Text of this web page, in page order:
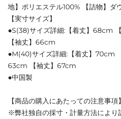
地】ポリエステル100% 【詰物】ダ
【実寸サイズ】
●S(38)サイズ詳細:【着丈】68cm
【袖丈】66cm
●M(40)サイズ詳細:【着丈】70cm
63cm 【袖丈】67cm
●中国製
【商品の購入にあたっての注意事項】
※弊社独自の採寸・計量方法により